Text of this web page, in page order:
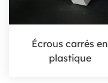
Écrous carrés en
plastique